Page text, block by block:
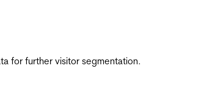
for further visitor segmentation.